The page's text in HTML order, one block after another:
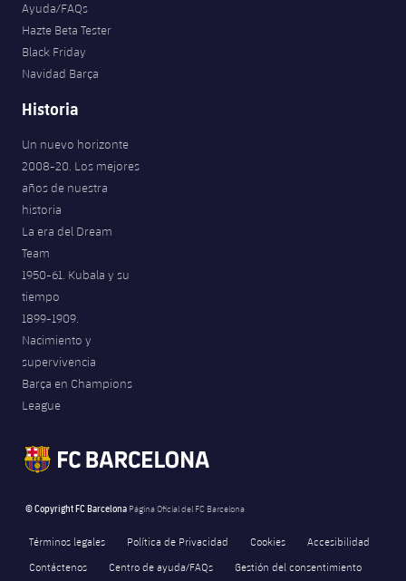
Ayuda/FAQs
Hazte Beta Tester
Black Friday
Navidad Barça
Historia
Un nuevo horizonte
2008-20. Los mejores
años de nuestra
historia
La era del Dream
Team
1950-61. Kubala y su
tiempo
1899-1909.
Nacimiento y
supervivencia
Barça en Champions
League
© Copyright FC Barcelona Página Oficial del FC Barcelona
Términos legales Política de Privacidad Cookies
Accesibilidad
Contáctenos
Centro de ayuda/FAQs Gestión del consentimiento